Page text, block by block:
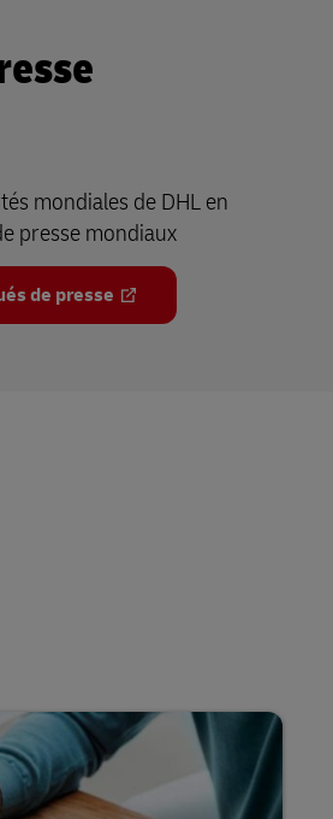
mondiales de DHL en
presse mondiaux
de presse